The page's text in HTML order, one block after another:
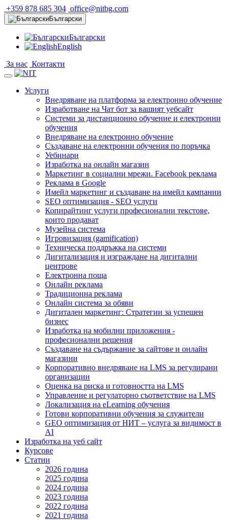
+359 878 685 304 office@nitbg.com
Български
Български
English
За нас Контакти
Услуги
Внедряване на платформа за електронно обучение
Изработване на Чат бот за вашият уебсайт
Системи за дистанционно обучение и електронни
обучения
Внедряване на електронно обучение
Създаване на електронни обучения по поръчка
Уебинари
Изработка на онлайн магазин
Маркетинг в социални мрежи. Facebook реклама
Реклама в Google
Имейл маркетинг и създаване на имейл кампании
SEO оптимизация - SEO услуги
Копирайтинг услуги професионални текстове,
които продават
Музейна система
Игровизация (gamification)
Техническа поддръжка на системи
Дигитализация и изграждане на дигитални
центрове
Електронна поща
Онлайн реклама
Традиционна реклама
Онлайн система за обяви
Дигитален маркетинг: Стратегии за успешен
бизнес
Изработка на мобилни приложения -
професионални решения
Създаване на съдържание за сайтове и онлайн
магазини
Корпоративно внедряване на LMS за регулирани
организации
Оценка на риска и готовността на LMS
Управление и регулаторно съответствие на LMS
Локализация на eLearning обучения
Готови корпоративни обучения за служители
GEO оптимизация от НИТ – услуга за видимост в
AI
Изработка на уеб сайт
Курсове
Статии
2026 година
2025 година
2024 година
2023 година
2022 година
2021 година